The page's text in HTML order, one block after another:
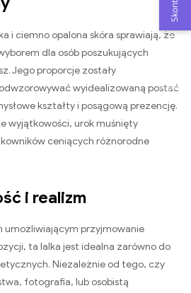
i ciemno opalona skóra sprawiają, że
dla osób poszukujących
Jego proporcje zostały
wyidealizowaną postać
kształty i posągową prezencję.
wyjątkowości, urok muśnięty
ceniących różnorodne
i realizm
umożliwiającym przyjmowanie
ta lalka jest idealna zarówno do
Niezależnie od tego, czy
fotografia, lub osobistą
Pogawędzić